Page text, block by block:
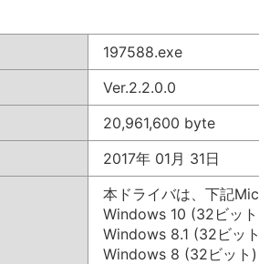
197588.exe
Ver.2.2.0.0
20,961,600 byte
2017年 01月 31日
本ドライバは、下記
Windows 10 (32ビッ
Windows 8.1 (32ビッ
Windows 8 (32ビット)